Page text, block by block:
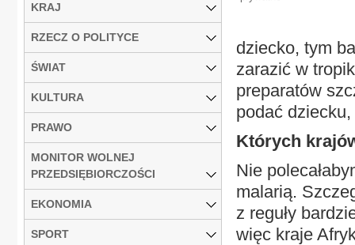
dziecko, tym
zarazić w
preparatów
podać
Których
Nie
malarią.
z reguły
więc kraje
KRAJ
RZECZ O POLITYCE
ŚWIAT
KULTURA
PRAWO
MONITOR WOLNEJ
PRZEDSIĘBIORCZOŚCI
EKONOMIA
SPORT